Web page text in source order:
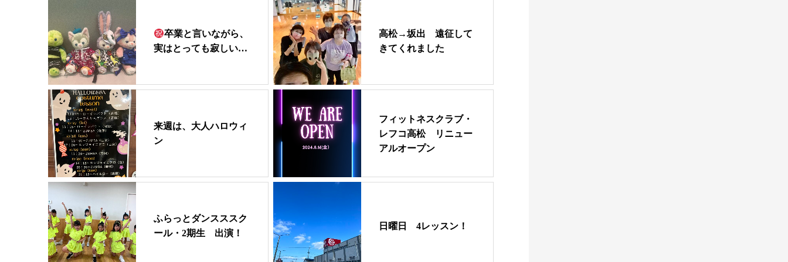
卒業と言いながら、
実はとっても寂しい…
高松→坂出 遠征して
きてくれました
来週は、大人ハロウィ
ン
フィットネスクラブ・
レフコ高松 リニュー
アルオープン
ふらっとダンスススク
ール・2期生 出演！
日曜日 4レッスン！